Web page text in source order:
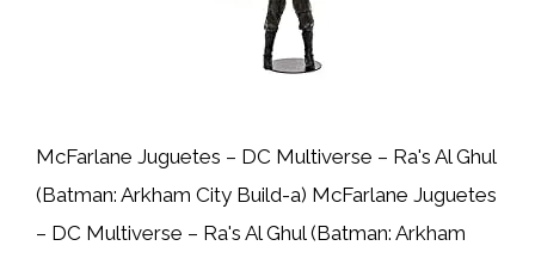
McFarlane Juguetes – DC Multiverse – Ra's Al Ghul
(Batman: Arkham City Build-a) McFarlane Juguetes
– DC Multiverse – Ra's Al Ghul (Batman: Arkham